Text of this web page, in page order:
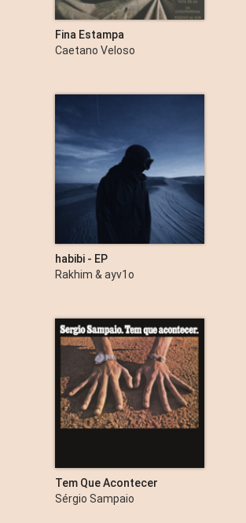
Fina Estampa
Caetano Veloso
habibi - EP
Rakhim & ayv1o
Tem Que Acontecer
Sérgio Sampaio